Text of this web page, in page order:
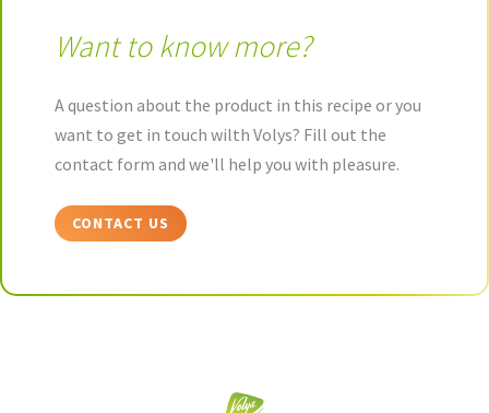
Want to know more?
A question about the product in this recipe or you
want to get in touch wilth Volys? Fill out the
contact form and we'll help you with pleasure.
CONTACT US